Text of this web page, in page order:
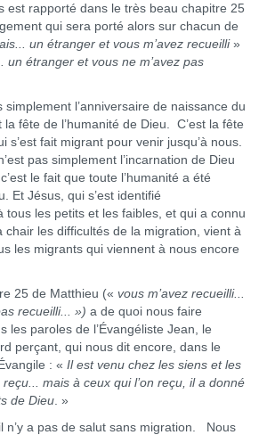
est rapporté dans le très beau chapitre 25
qui sera porté alors sur chacun de
un étranger et vous m’avez recueilli »
un étranger et vous ne m’avez pas
simplement l’anniversaire de naissance du
la fête de l’humanité de Dieu. C’est la fête
s’est fait migrant pour venir jusqu’à nous.
pas simplement l’incarnation de Dieu
le fait que toute l’humanité a été
Et Jésus, qui s’est identifié
tous les petits et les faibles, et qui a connu
chair les difficultés de la migration, vient à
les migrants qui viennent à nous encore
de Matthieu (« vous m’avez recueilli...
recueilli... ») a de quoi nous faire
les paroles de l’Évangéliste Jean, le
perçant, qui nous dit encore, dans le
: « Il est venu chez les siens et les
reçu... mais à ceux qui l’on reçu, il a donné
de Dieu. »
a pas de salut sans migration. Nous